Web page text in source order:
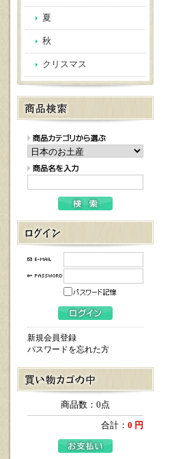
夏
秋
クリスマス
新規会員登録
パスワードを忘れた方
商品数：0点
合計： 0 円